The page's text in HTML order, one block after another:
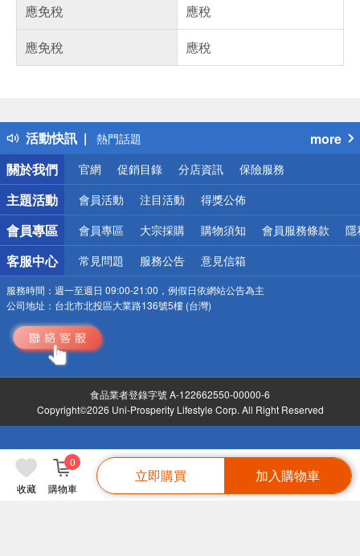
收藏 購物車
0
立即購買 加入購物車
應免稅
應稅
應免稅
應稅
活動快訊
得獎公告
熱門話題
銀行優惠
偏遠地區配送
詐騙網頁！請小心！
more
關於我們
官網 促銷目錄 分店資訊 保險服務
主題活動 會員活動 注目活動 得獎公佈
會員專區 會員專區 大宗採購 購物須知 會員服務條款 隱
客服中心 常見問題 服務公告 意見信箱
服務時間： 週一至週日 09:00-21:00，例假日依網站公告為主
公司地址： 台北市北投區大業路136號5樓 (台灣)
食品業者登錄字號 A-122662550-00000-6
Copyright©2026 Uni-Prosperity Lifestyle Corp. All Right Reserved